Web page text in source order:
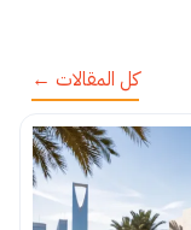
كل المقالات ←